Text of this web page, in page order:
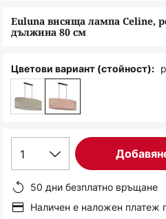
Euluna висяща лампа Celine,
дължина 80 см
Цветови вариант (стойност):
1
50 дни безплатно връщане
Наличен е наложен платеж